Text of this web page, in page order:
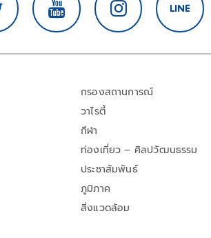
กรองสถานการณ์
วาไรตี้
กีฬา
ท่องเที่ยว – ศิลปวัฒนธรรม
ประชาสัมพันธ์
ภูมิภาค
สิ่งแวดล้อม